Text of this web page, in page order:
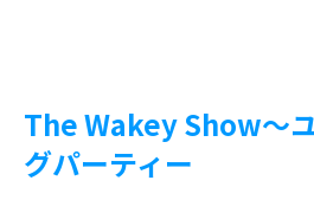
The Wakey Show～
グパーティー